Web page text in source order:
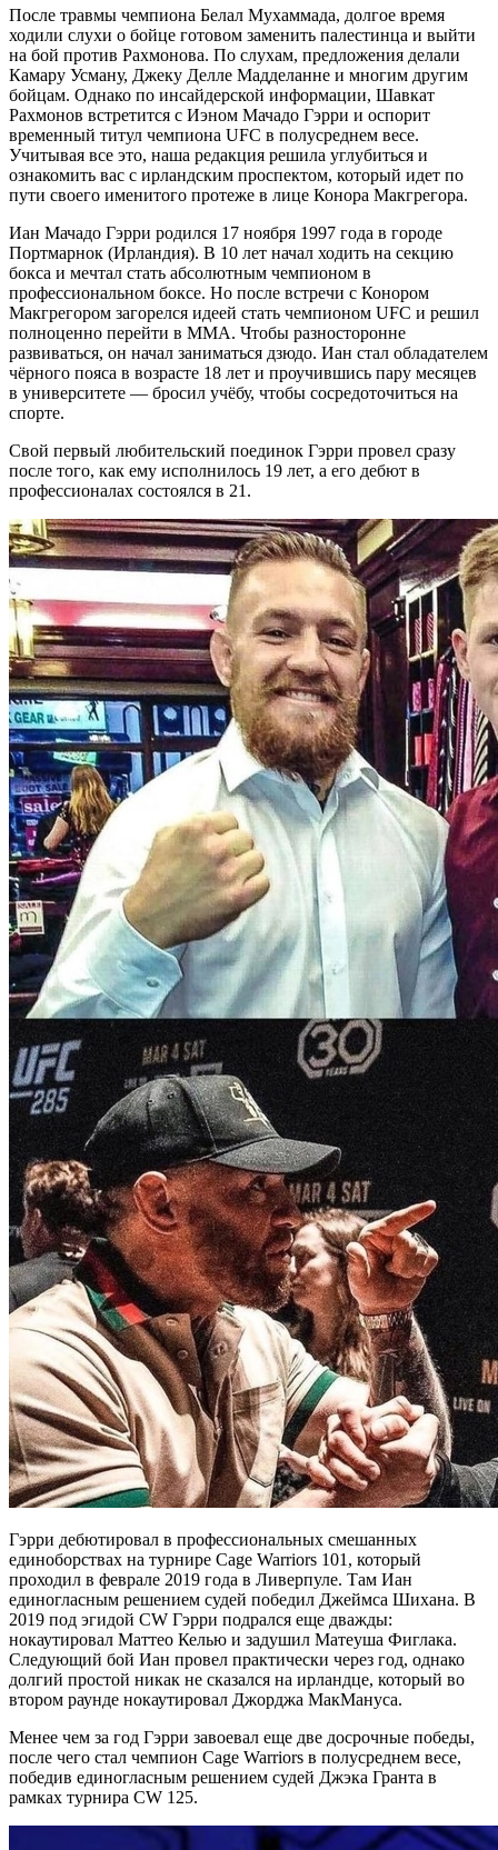
После травмы чемпиона Белал Мухаммада, долгое время
ходили слухи о бойце готовом заменить палестинца и выйти
на бой против Рахмонова. По слухам, предложения делали
Камару Усману, Джеку Делле Мадделанне и многим другим
бойцам. Однако по инсайдерской информации, Шавкат
Рахмонов встретится с Иэном Мачадо Гэрри и оспорит
временный титул чемпиона UFC в полусреднем весе.
Учитывая все это, наша редакция решила углубиться и
ознакомить вас с ирландским проспектом, который идет по
пути своего именитого протеже в лице Конора Макгрегора.
Иан Мачадо Гэрри родился 17 ноября 1997 года в городе
Портмарнок (Ирландия). В 10 лет начал ходить на секцию
бокса и мечтал стать абсолютным чемпионом в
профессиональном боксе. Но после встречи с Конором
Макгрегором загорелся идеей стать чемпионом UFC и решил
полноценно перейти в ММА. Чтобы разносторонне
развиваться, он начал заниматься дзюдо. Иан стал обладателем
чёрного пояса в возрасте 18 лет и проучившись пару месяцев
в университете — бросил учёбу, чтобы сосредоточиться на
спорте.
Свой первый любительский поединок Гэрри провел сразу
после того, как ему исполнилось 19 лет, а его дебют в
профессионалах состоялся в 21.
Гэрри дебютировал в профессиональных смешанных
единоборствах на турнире Cage Warriors 101, который
проходил в феврале 2019 года в Ливерпуле. Там Иан
единогласным решением судей победил Джеймса Шихана. В
2019 под эгидой CW Гэрри подрался еще дважды:
нокаутировал Маттео Келью и задушил Матеуша Фиглака.
Следующий бой Иан провел практически через год, однако
долгий простой никак не сказался на ирландце, который во
втором раунде нокаутировал Джорджа МакМануса.
Менее чем за год Гэрри завоевал еще две досрочные победы,
после чего стал чемпион Cage Warriors в полусреднем весе,
победив единогласным решением судей Джэка Гранта в
рамках турнира CW 125.